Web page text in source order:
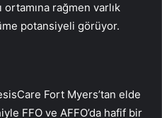
rağmen varlık
potansiyeli görüyor.
Fort Myers’tan elde
FFO ve AFFO’da hafif bir